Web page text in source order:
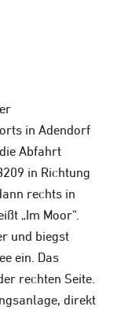
in Adendorf
Abfahrt
in Richtung
rechts in
„Im Moor“.
und biegst
ein. Das
rechten Seite.
direkt